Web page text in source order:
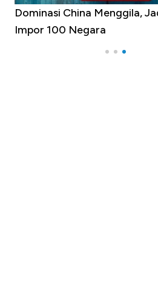
Dominasi China Menggila,
Impor 100 Negara